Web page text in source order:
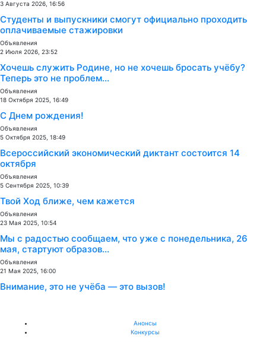
3 Августа 2026, 16:56
Студенты и выпускники смогут официально проходить
оплачиваемые стажировки
Объявления
2 Июля 2026, 23:52
Хочешь служить Родине, но не хочешь бросать учёбу?
Теперь это не проблем...
Объявления
18 Октября 2025, 16:49
С Днем рождения!
Объявления
5 Октября 2025, 18:49
Всероссийский экономический диктант состоится 14
октября
Объявления
5 Сентября 2025, 10:39
Твой Ход ближе, чем кажется
Объявления
23 Мая 2025, 10:54
Мы с радостью сообщаем, что уже с понедельника, 26
мая, стартуют образов...
Объявления
21 Мая 2025, 16:00
Внимание, это не учёба — это вызов!
Анонсы
Конкурсы